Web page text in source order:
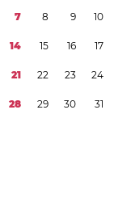
7 8 9 10
14 15 16 17
21 22 23 24
28 29 30 31